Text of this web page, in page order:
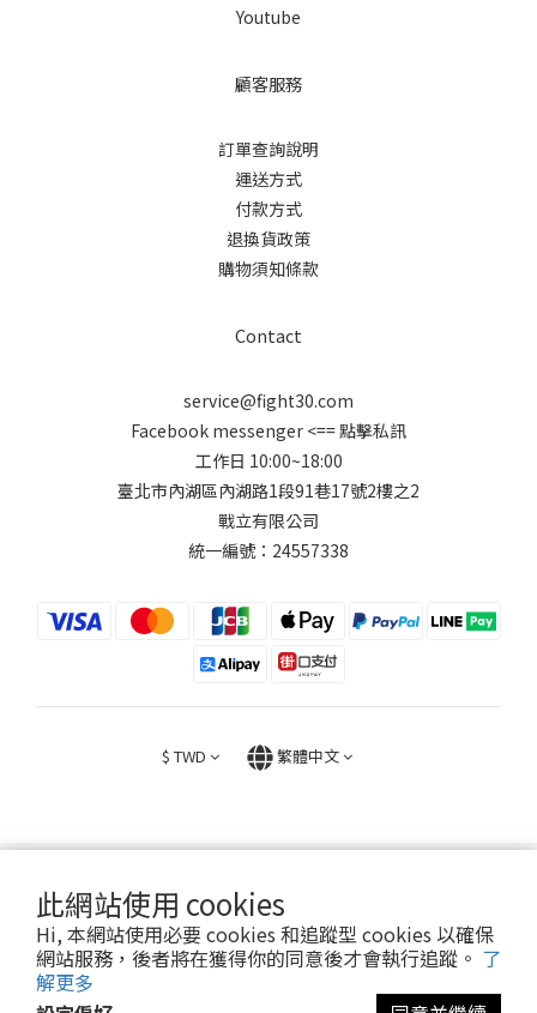
此網站使用 cookies
Hi, 本網站使用必要 cookies 和追蹤型 cookies 以確保
網站服務，後者將在獲得你的同意後才會執行追蹤。 了
解更多
Youtube
顧客服務
訂單查詢說明
運送方式
付款方式
退換貨政策
購物須知條款
Contact
service@fight30.com
Facebook messenger <== 點擊私訊
工作日 10:00~18:00
臺北市內湖區內湖路1段91巷17號2樓之2
戰立有限公司
統一編號：24557338
$ TWD 繁體中文
2026 © FIGHT30 ｜ 官方音樂周邊商品與專輯。專售。